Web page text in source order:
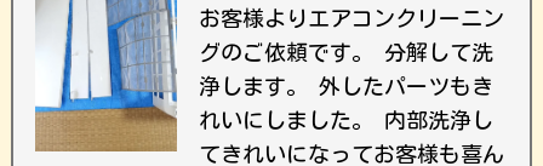
お客様よりエアコンクリーニン
グのご依頼です。 分解して洗
浄します。 外したパーツもき
れいにしました。 内部洗浄し
てきれいになってお客様も喜ん